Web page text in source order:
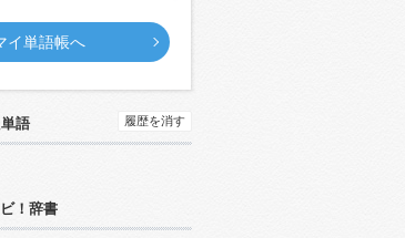
イ単語帳へ
語 履歴を消す
！辞書